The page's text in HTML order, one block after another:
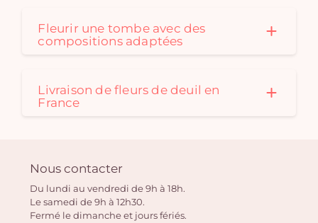
Fleurir une tombe avec des
compositions adaptées
Livraison de fleurs de deuil en
France
Nous contacter
Du lundi au vendredi de 9h à 18h.
Le samedi de 9h à 12h30.
Fermé le dimanche et jours fériés.